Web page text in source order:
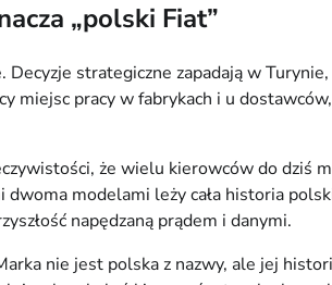
„polski Fiat”
strategiczne zapadają w
miejsc pracy w fabrykach i u
że wielu kierowców do dziś
modelami leży cała historia
napędzaną prądem i danymi.
nie jest polska z nazwy, ale jej